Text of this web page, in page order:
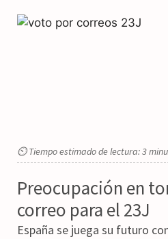
⏲ Tiempo estimado de lectura: 3
Preocupación en
correo para el 23J
España se juega su futuro